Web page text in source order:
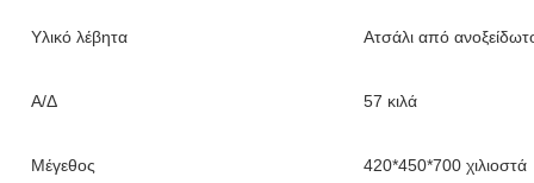
Υλικό λέβητα Ατσάλι από
Α/Δ 57 κιλά
Μέγεθος 420*450*700 χιλιοστά